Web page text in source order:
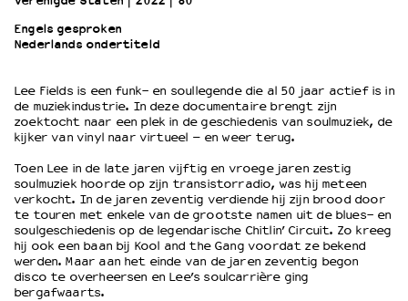
OVER LANTARENVENSTER
Werken bij
Wie is wie
Word vriend
Partners
Huisregels
Privacyverklaring
Integriteits- en gedragscode
Duurzaamheid
Culturele boycot Israël
Engels gesproken
Nederlands ondertiteld
Lee Fields is een funk- en soullegende die al 50 jaar actief is in
de muziekindustrie. In deze documentaire brengt zijn
zoektocht naar een plek in de geschiedenis van soulmuziek, de
kijker van vinyl naar virtueel – en weer terug.
Toen Lee in de late jaren vijftig en vroege jaren zestig
soulmuziek hoorde op zijn transistorradio, was hij meteen
verkocht. In de jaren zeventig verdiende hij zijn brood door
te touren met enkele van de grootste namen uit de blues- en
soulgeschiedenis op de legendarische Chitlin’ Circuit. Zo kreeg
hij ook een baan bij Kool and the Gang voordat ze bekend
werden. Maar aan het einde van de jaren zeventig begon
disco te overheersen en Lee’s soulcarrière ging
bergafwaarts.